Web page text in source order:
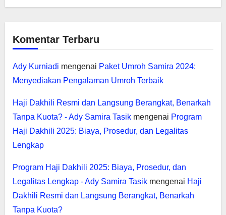
Komentar Terbaru
Ady Kurniadi mengenai Paket Umroh Samira 2024:
Menyediakan Pengalaman Umroh Terbaik
Haji Dakhili Resmi dan Langsung Berangkat, Benarkah
Tanpa Kuota? - Ady Samira Tasikmengenai Program
Haji Dakhili 2025: Biaya, Prosedur, dan Legalitas
Lengkap
Program Haji Dakhili 2025: Biaya, Prosedur, dan
Legalitas Lengkap - Ady Samira Tasikmengenai Haji
Dakhili Resmi dan Langsung Berangkat, Benarkah
Tanpa Kuota?